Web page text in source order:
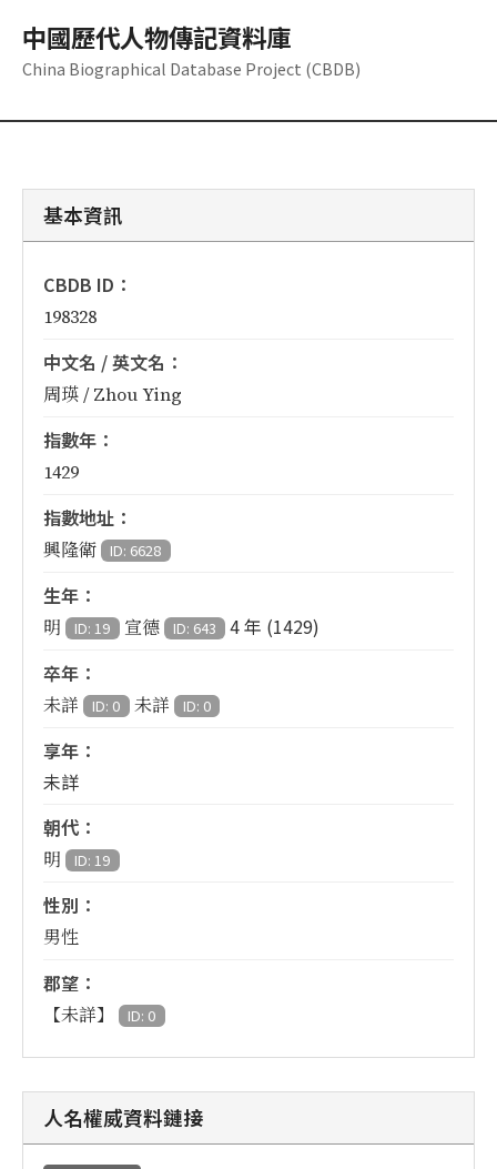
中國歷代人物傳記資料庫
China Biographical Database Project (CBDB)
基本資訊
CBDB ID：
198328
中文名 / 英文名：
周瑛 / Zhou Ying
指數年：
1429
指數地址：
興隆衛 ID: 6628
生年：
明 ID: 19 宣德 ID: 643
4 年 (1429)
卒年：
未詳 ID: 0 未詳 ID: 0
享年：
未詳
朝代：
明 ID: 19
性別：
男性
郡望：
【未詳】 ID: 0
人名權威資料鏈接